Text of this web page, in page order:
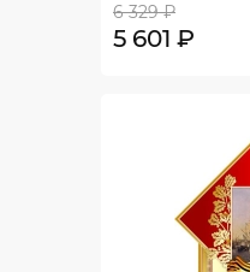
6 329 ₽
5 601 ₽